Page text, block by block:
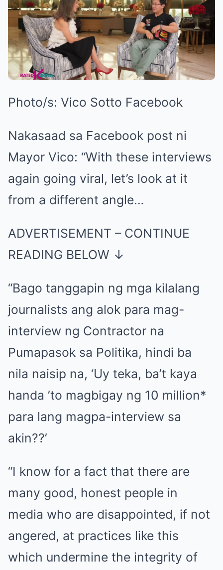
Photo/s: Vico Sotto Facebook
Nakasaad sa Facebook post ni
Mayor Vico: “With these interviews
again going viral, let’s look at it
from a different angle…
ADVERTISEMENT – CONTINUE
READING BELOW ↓
“Bago tanggapin ng mga kilalang
journalists ang alok para mag-
interview ng Contractor na
Pumapasok sa Politika, hindi ba
nila naisip na, ‘Uy teka, ba’t kaya
handa ’to magbigay ng 10 million*
para lang magpa-interview sa
akin??’
“I know for a fact that there are
many good, honest people in
media who are disappointed, if not
angered, at practices like this
which undermine the integrity of